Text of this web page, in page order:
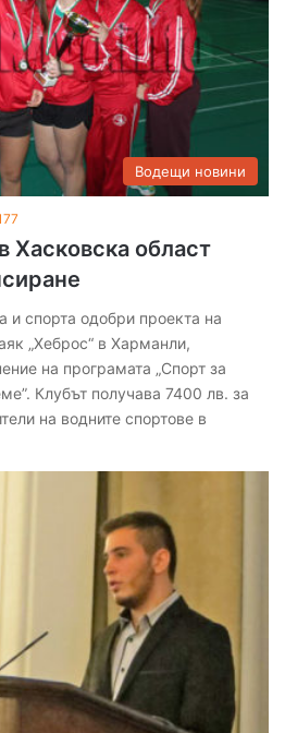
Водещи новини
Хасковска област
спорта одобри проекта на
„Хеброс“ в Харманли,
на програмата „Спорт за
Клубът получава 7400 лв. за
на водните спортове в